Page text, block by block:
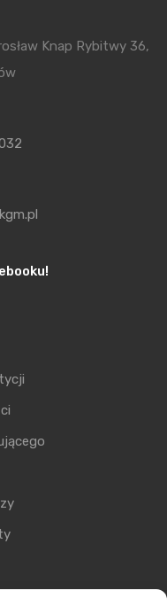
Knap Rybitwy 36,